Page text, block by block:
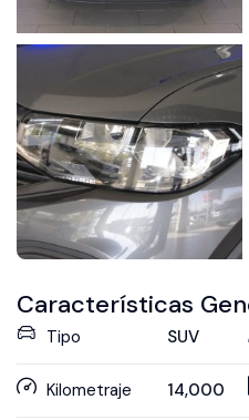
Características
Tipo SUV
Kilometraje 14,000